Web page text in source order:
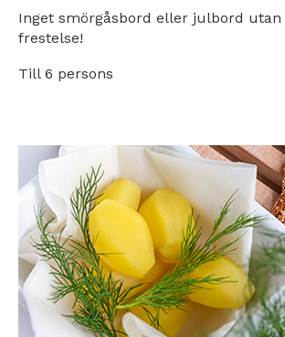
Inget smörgåsbord eller julbord utan
frestelse!
Till 6 persons